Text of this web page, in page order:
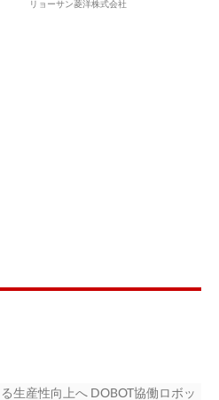
リョーサン菱洋株式会社
生産性向上へ DOBOT協働ロボッ